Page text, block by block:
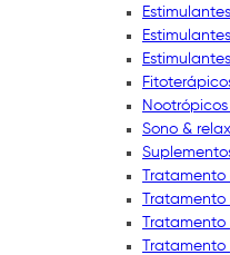
Estimulantes
Sono &
Tratamento
Tratamento
Tratamento